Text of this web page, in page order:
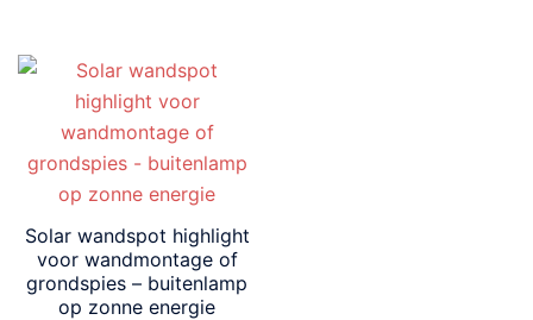
Solar wandspot highlight
voor wandmontage of
grondspies – buitenlamp
op zonne energie